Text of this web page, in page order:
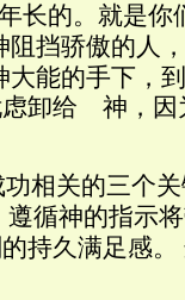
长的。就是你
挡骄傲的人
能的手下，
卸给 神，因
相关的三个
遵循神的指示
持久满足感。